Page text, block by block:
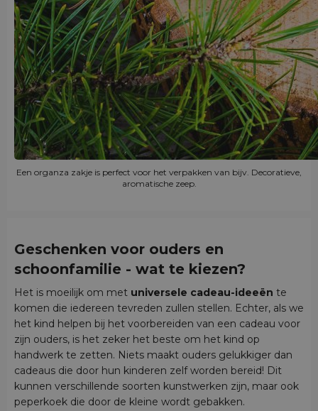
Een organza zakje is perfect voor het verpakken van bijv. Decoratieve,
aromatische zeep.
Geschenken voor ouders en
schoonfamilie - wat te kiezen?
Het is moeilijk om met universele cadeau-ideeën te
komen die iedereen tevreden zullen stellen. Echter, als we
het kind helpen bij het voorbereiden van een cadeau voor
zijn ouders, is het zeker het beste om het kind op
handwerk te zetten. Niets maakt ouders gelukkiger dan
cadeaus die door hun kinderen zelf worden bereid! Dit
kunnen verschillende soorten kunstwerken zijn, maar ook
peperkoek die door de kleine wordt gebakken.